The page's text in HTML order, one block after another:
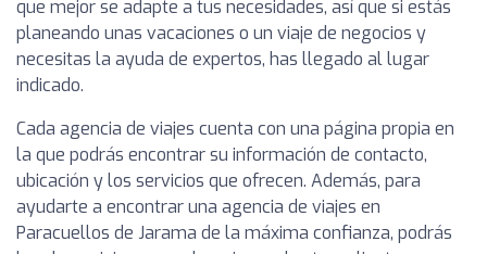
que mejor se adapte a tus necesidades, así que si estás
planeando unas vacaciones o un viaje de negocios y
necesitas la ayuda de expertos, has llegado al lugar
indicado.
Cada agencia de viajes cuenta con una página propia en
la que podrás encontrar su información de contacto,
ubicación y los servicios que ofrecen. Además, para
ayudarte a encontrar una agencia de viajes en
Paracuellos de Jarama de la máxima confianza, podrás